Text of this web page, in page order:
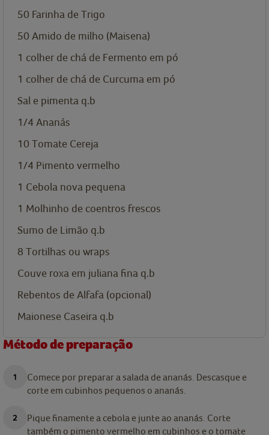
50 Farinha de Trigo
50 Amido de milho (Maisena)
1 colher de chá de Fermento em pó
1 colher de chá de Curcuma em pó
Sal e pimenta q.b
1/4 Ananás
10 Tomate Cereja
1/4 Pimento vermelho
1 Cebola nova pequena
1 Molhinho de coentros frescos
Sumo de Limão q.b
8 Tortilhas ou wraps
Couve roxa em juliana fina q.b
Rebentos de Alfafa (opcional)
Maionese Caseira q.b
Método de preparação
Comece por preparar a salada de ananás. Descasque e
corte em cubinhos pequenos o ananás.
Pique finamente a cebola e junte ao ananás. Corte
também o pimento vermelho em cubinhos e o tomate